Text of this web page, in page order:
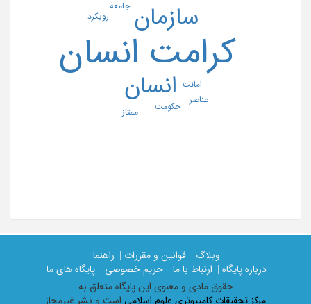
کرامت انسان
انسان
سازمان
امانت
جامعه
حکومت
رویکرد
عناصر
ممتاز
وبلاگ | قوانین و مقررات |
راهنما
درباره پایگاه |
ارتباط با ما | حریم خصوصی |
پایگاه های ما
حقوق مادی و معنوی اين پايگاه متعلق به
مرکز تحقیقات کامپیوتری علوم اسلامی است و نشر غیرمجاز